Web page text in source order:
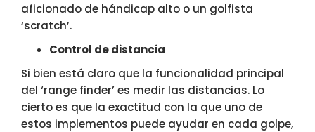
aficionado de hándicap alto o un golfista
‘scratch’.
Control de distancia
Si bien está claro que la funcionalidad principal
del ‘range finder’ es medir las distancias. Lo
cierto es que la exactitud con la que uno de
estos implementos puede ayudar en cada golpe,